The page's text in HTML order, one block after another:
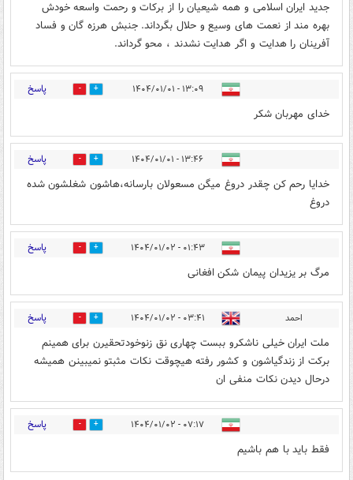
جدید ایران اسلامی و همه شیعیان را از برکات و رحمت واسعه خودش
بهره مند از نعمت های وسیع و حلال بگرداند. جنبش هرزه گان و فساد
آفرینان را هدایت و اگر هدایت نشدند ، محو گرداند.
۱۳:۰۹ - ۱۴۰۴/۰۱/۰۱ 1 پاسخ
خدای مهربان شکر
۱۳:۴۶ - ۱۴۰۴/۰۱/۰۱ 2 پاسخ
خدایا رحم کن چقدر دروغ میگن مسعولان بارسانه،هاشون شغلشون شده
دروغ
۰۱:۴۳ - ۱۴۰۴/۰۱/۰۲ 0 پاسخ
مرگ بر یزیدان پیمان شکن افغانی
احمد ۰۳:۴۱ - ۱۴۰۴/۰۱/۰۲ 0 پاسخ
ملت ایران خیلی ناشکرو ببست چهاری نق زنو‌خودتحقیرن برای همینم
برکت از زندگیاشون و کشور رفته هیچوقت نکات مثبتو نمیبینن همیشه
درحال دیدن نکات منفی ان
۰۷:۱۷ - ۱۴۰۴/۰۱/۰۲ 0 پاسخ
فقط باید با هم باشیم